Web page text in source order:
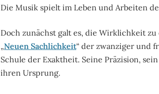
Die Musik spielt im Leben und Arbeiten
Doch zunächst galt es, die Wirklichkeit
„Neuen Sachlichkeit“ der zwanziger und
Schule der Exaktheit. Seine Präzision,
ihren Ursprung.